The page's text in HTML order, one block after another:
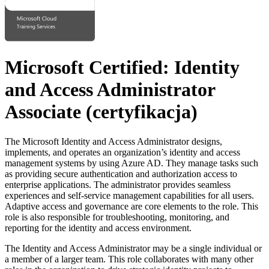
Microsoft Certified: Identity
and Access Administrator
Associate (certyfikacja)
The Microsoft Identity and Access Administrator designs,
implements, and operates an organization’s identity and access
management systems by using Azure AD. They manage tasks such
as providing secure authentication and authorization access to
enterprise applications. The administrator provides seamless
experiences and self-service management capabilities for all users.
Adaptive access and governance are core elements to the role. This
role is also responsible for troubleshooting, monitoring, and
reporting for the identity and access environment.
The Identity and Access Administrator may be a single individual or
a member of a larger team. This role collaborates with many other